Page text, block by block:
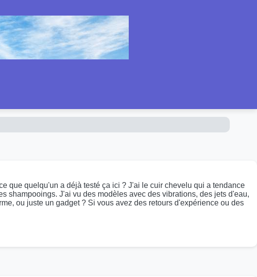
que quelqu'un a déjà testé ça ici ? J'ai le cuir chevelu qui a tendance
shampooings. J'ai vu des modèles avec des vibrations, des jets d'eau,
ou juste un gadget ? Si vous avez des retours d'expérience ou des